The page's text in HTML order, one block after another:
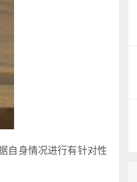
自身情况进行有针对性